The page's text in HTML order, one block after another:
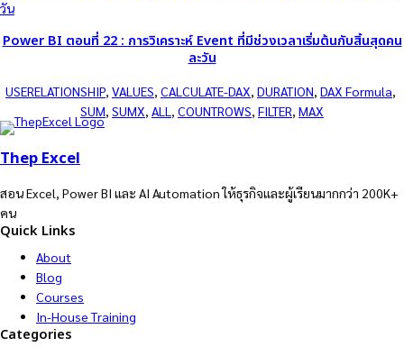
Power BI ตอนที่ 22 : การวิเคราะห์ Event ที่มีช่วงเวลาเริ่มต้นกับสิ้นสุดคน
ละวัน
USERELATIONSHIP, VALUES, CALCULATE-DAX, DURATION, DAX Formula
SUM, SUMX, ALL , COUNTROWS, FILTER, MAX
Thep Excel
สอน Excel, Power BI และ AI Automation ให้ธุรกิจและผู้เรียนมากกว่า 200K+
คน
Quick Links
About
Blog
Courses
In-House Training
Categories